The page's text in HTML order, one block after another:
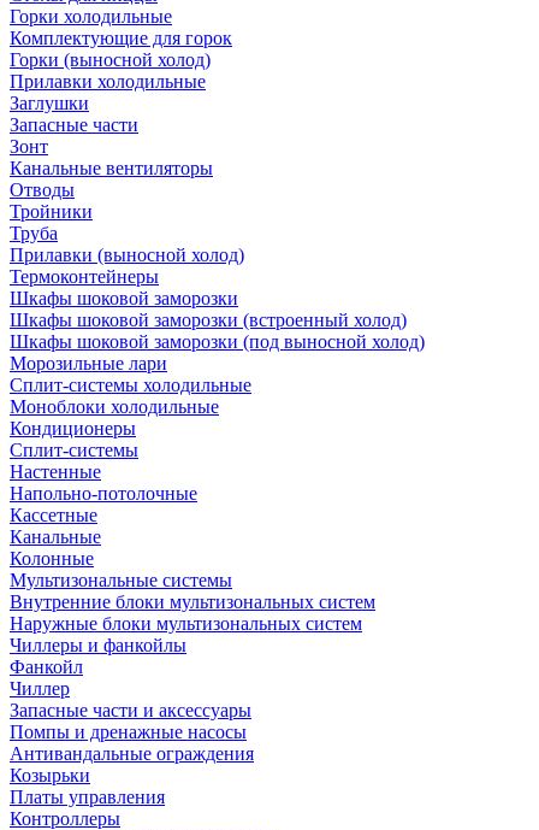
Горки холодильные
Комплектующие для горок
Горки (выносной холод)
Прилавки холодильные
Заглушки
Запасные части
Зонт
Канальные вентиляторы
Отводы
Тройники
Труба
Прилавки (выносной холод)
Термоконтейнеры
Шкафы шоковой заморозки
Шкафы шоковой заморозки (встроенный холод)
Шкафы шоковой заморозки (под выносной холод)
Морозильные лари
Сплит-системы холодильные
Моноблоки холодильные
Кондиционеры
Сплит-системы
Настенные
Напольно-потолочные
Кассетные
Канальные
Колонные
Мультизональные системы
Внутренние блоки мультизональных систем
Наружные блоки мультизональных систем
Чиллеры и фанкойлы
Фанкойл
Чиллер
Запасные части и аксессуары
Помпы и дренажные насосы
Антивандальные ограждения
Козырьки
Платы управления
Контроллеры